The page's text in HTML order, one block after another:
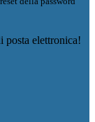
posta elettronica!